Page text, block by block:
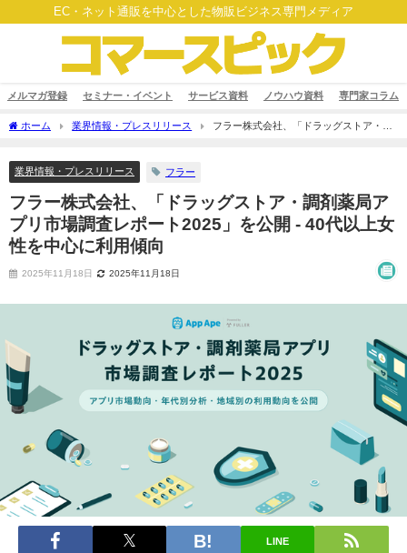
EC・ネット通販を中心とした物販ビジネス専門メディア
メルマガ登録 セミナー・イベント サービス資料 ノウハウ資料 専門家コラム
ホーム 業界情報・プレスリリース
フラー株式会社、「ドラッグストア・調
業界情報・プレスリリース フラー
フラー株式会社、「ドラッグストア・調剤薬局ア
プリ市場調査レポート2025」を公開 - 40代以上女
性を中心に利用傾向
2025年11月18日 2025年11月18日
LINE